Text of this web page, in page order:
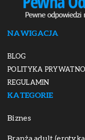
NAWIGACJA
BLOG
POLITYKA
REGULAMIN
KATEGORIE
Biznes